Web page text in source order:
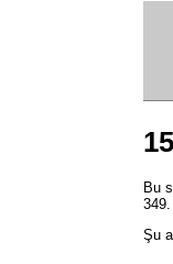
Bu
349.
Şu